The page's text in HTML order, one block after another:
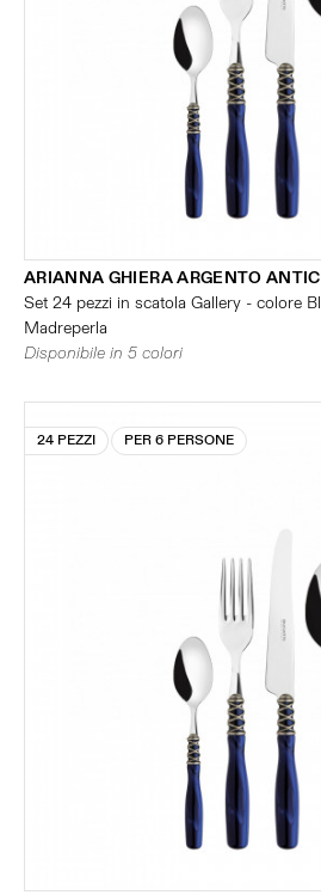
ARIANNA GHIERA ARGENTO
Set 24 pezzi in scatola Gallery - colore
Madreperla
Disponibile in 5 colori
24 PEZZI PER 6 PERSONE